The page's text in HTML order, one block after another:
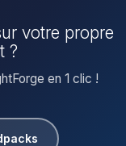
votre propre
?
en 1 clic !